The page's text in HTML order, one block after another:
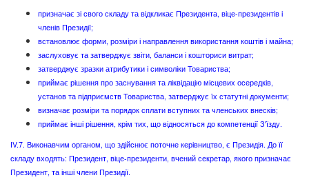
призначає зі свого складу та відкликає Президента, віце-президентів і
членів Президії;
встановлює форми, розміри і направлення використання коштів і майна;
заслуховує та затверджує звіти, баланси і кошториси витрат;
затверджує зразки атрибутики і символіки Товариства;
приймає рішення про заснування та ліквідацію місцевих осередків,
установ та підприємств Товариства, затверджує їх статутні документи;
визначає розміри та порядок сплати вступних та членських внесків;
приймає інші рішення, крім тих, що відносяться до компетенції З'їзду.
IV.7. Виконавчим органом, що здійснює поточне керівництво, є Президія. До її
складу входять: Президент, віце-президенти, вчений секретар, якого призначає
Президент, та інші члени Президії.